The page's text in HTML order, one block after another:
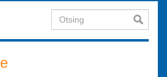
Otsing